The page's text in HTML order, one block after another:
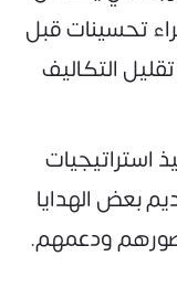
تحسينات قبل
التكاليف
استراتيجيات
بعض الهدايا
ودعمهم.